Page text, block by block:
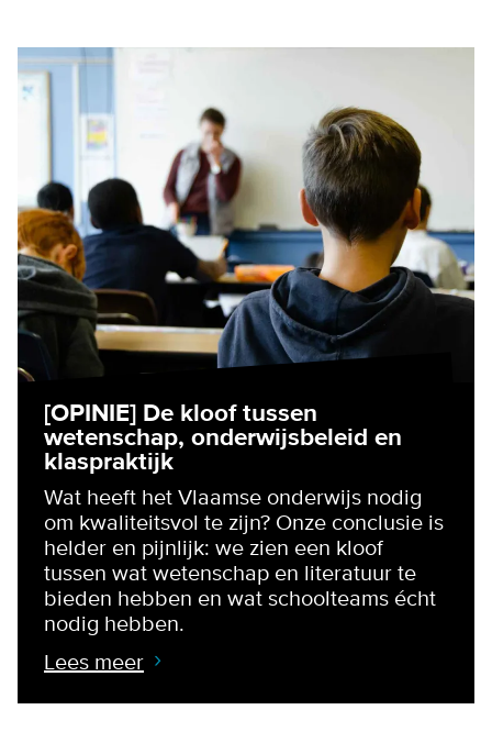
[OPINIE] De kloof tussen
wetenschap, onderwijsbeleid en
klaspraktijk
Wat heeft het Vlaamse onderwijs nodig
om kwaliteitsvol te zijn? Onze conclusie is
helder en pijnlijk: we zien een kloof
tussen wat wetenschap en literatuur te
bieden hebben en wat schoolteams écht
nodig hebben.
Lees meer